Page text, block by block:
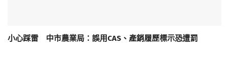
小心踩雷 中市農業局：誤用CAS、產銷履歷標示恐遭罰